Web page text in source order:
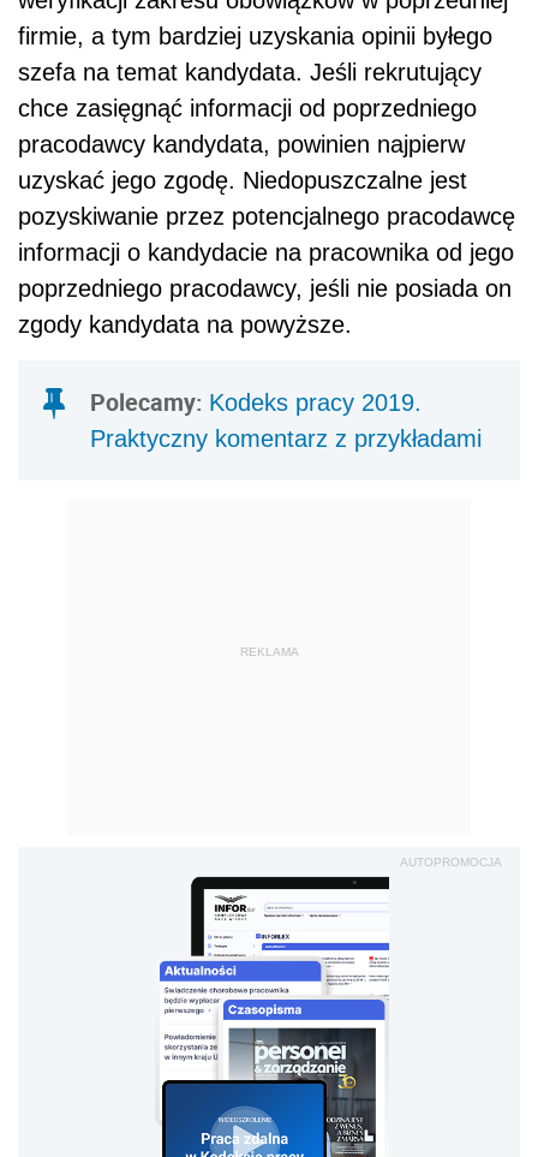
firmie, a tym bardziej uzyskania opinii byłego
szefa na temat kandydata. Jeśli rekrutujący
chce zasięgnąć informacji od poprzedniego
pracodawcy kandydata, powinien najpierw
uzyskać jego zgodę. Niedopuszczalne jest
pozyskiwanie przez potencjalnego pracodawcę
informacji o kandydacie na pracownika od jego
poprzedniego pracodawcy, jeśli nie posiada on
zgody kandydata na powyższe.
Polecamy: Kodeks pracy 2019.
Praktyczny komentarz z przykładami
REKLAMA
AUTOPROMOCJA